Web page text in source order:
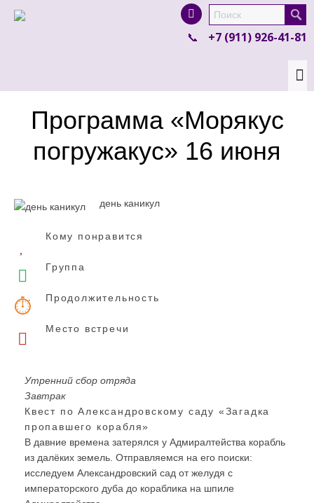
product in a size size .
colour items.
+7 (911) 926-41-81
Программа «Морякус
погружакус» 16 июня
день каникул
Кому понравится
Группа
Продолжительность
Место встречи
Утренний сбор отряда
Завтрак
Квест по Александровскому саду «Загадка
пропавшего корабля»
В давние времена затерялся у Адмиралтейства корабль
из далёких земель. Отправляемся на его поиски:
исследуем Александровский сад от желудя с
императорского дуба до кораблика на шпиле